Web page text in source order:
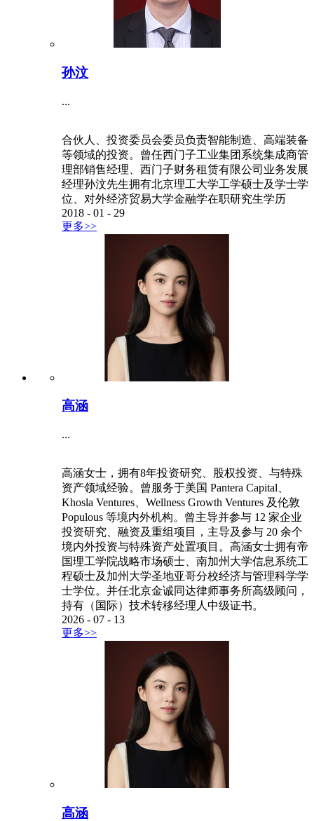
孙汶
...
合伙人、投资委员会委员负责智能制造、高端装备
等领域的投资。曾任西门子工业集团系统集成商管
理部销售经理、西门子财务租赁有限公司业务发展
经理孙汶先生拥有北京理工大学工学硕士及学士学
位、对外经济贸易大学金融学在职研究生学历
2018 - 01 - 29
更多>>
高涵
...
高涵女士，拥有8年投资研究、股权投资、与特殊
资产领域经验。曾服务于美国 Pantera Capital、
Khosla Ventures、Wellness Growth Ventures 及伦敦
Populous 等境内外机构。曾主导并参与 12 家企业
投资研究、融资及重组项目，主导及参与 20 余个
境内外投资与特殊资产处置项目。高涵女士拥有帝
国理工学院战略市场硕士、南加州大学信息系统工
程硕士及加州大学圣地亚哥分校经济与管理科学学
士学位。并任北京金诚同达律师事务所高级顾问，
持有（国际）技术转移经理人中级证书。
2026 - 07 - 13
更多>>
高涵